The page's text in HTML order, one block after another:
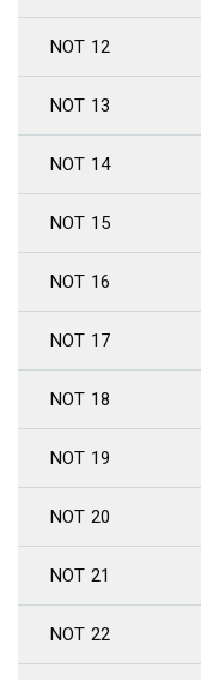
NOT 12
NOT 13
NOT 14
NOT 15
NOT 16
NOT 17
NOT 18
NOT 19
NOT 20
NOT 21
NOT 22